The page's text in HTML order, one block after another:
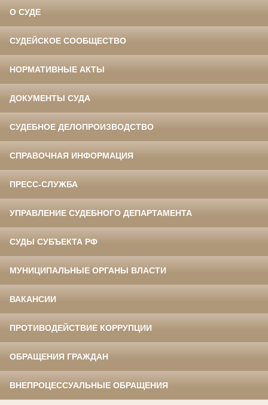
О СУДЕ
СУДЕЙСКОЕ СООБЩЕСТВО
НОРМАТИВНЫЕ АКТЫ
ДОКУМЕНТЫ СУДА
СУДЕБНОЕ ДЕЛОПРОИЗВОДСТВО
СПРАВОЧНАЯ ИНФОРМАЦИЯ
ПРЕСС-СЛУЖБА
УПРАВЛЕНИЕ СУДЕБНОГО ДЕПАРТАМЕНТА
СУДЫ СУБЪЕКТА РФ
МУНИЦИПАЛЬНЫЕ ОРГАНЫ ВЛАСТИ
ВАКАНСИИ
ПРОТИВОДЕЙСТВИЕ КОРРУПЦИИ
ОБРАЩЕНИЯ ГРАЖДАН
ВНЕПРОЦЕССУАЛЬНЫЕ ОБРАЩЕНИЯ